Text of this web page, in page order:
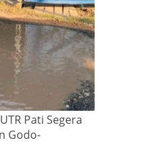
Pati Segera
Godo-